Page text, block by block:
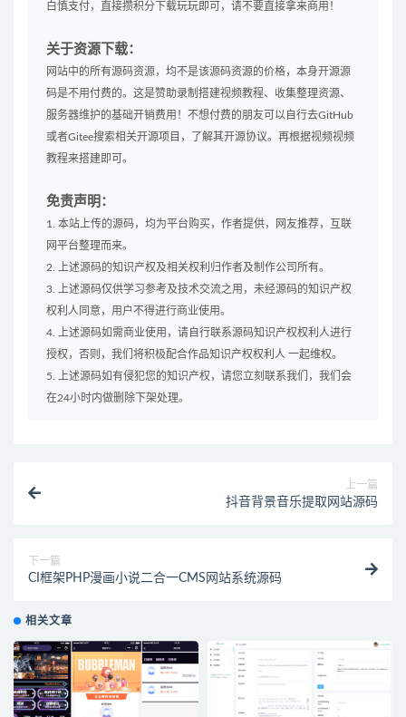
白慎支付，直接攒积分下载玩玩即可，请不要直接拿来商用！
关于资源下载：
网站中的所有源码资源，均不是该源码资源的价格，本身开源源
码是不用付费的。这是赞助录制搭建视频教程、收集整理资源、
服务器维护的基础开销费用！不想付费的朋友可以自行去GitHub
或者Gitee搜索相关开源项目，了解其开源协议。再根据视频视频
教程来搭建即可。
免责声明：
1. 本站上传的源码，均为平台购买，作者提供，网友推荐，互联
网平台整理而来。
2. 上述源码的知识产权及相关权利归作者及制作公司所有。
3. 上述源码仅供学习参考及技术交流之用，未经源码的知识产权
权利人同意，用户不得进行商业使用。
4. 上述源码如需商业使用，请自行联系源码知识产权权利人进行
授权，否则，我们将积极配合作品知识产权权利人 一起维权。
5. 上述源码如有侵犯您的知识产权，请您立刻联系我们，我们会
在24小时内做删除下架处理。
上一篇
抖音背景音乐提取网站源码
下一篇
CI框架PHP漫画小说二合一CMS网站系统源码
相关文章